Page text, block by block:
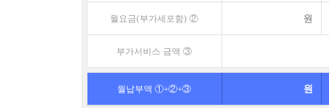
월요금(부가세포함) ② 원
부가서비스 금액 ③
월납부액 ①+②+③ 원